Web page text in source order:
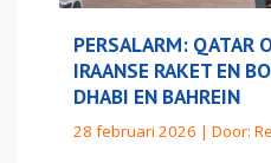
PERSALARM: QATAR
IRAANSE RAKET EN
DHABI EN BAHREIN
28 februari 2026 | Door: